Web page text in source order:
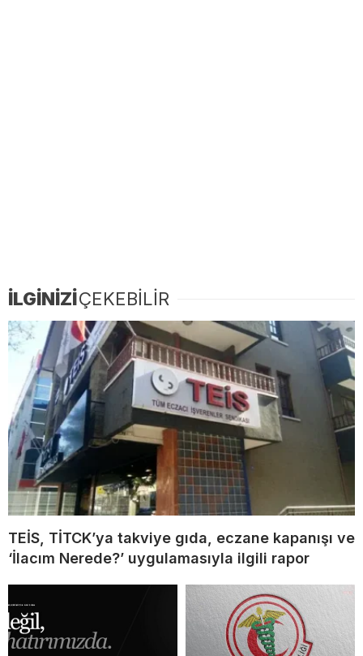
İLGİNİZİÇEKEBİLİR
TEİS, TİTCK’ya takviye gıda, eczane kapanışı ve
‘İlacım Nerede?’ uygulamasıyla ilgili rapor